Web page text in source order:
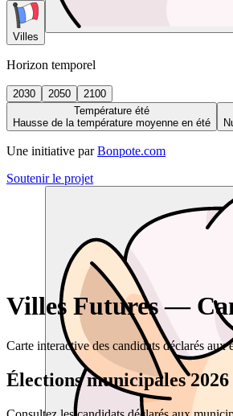
Villes
Horizon temporel
2030 2050
2100
Température été
Hausse de la température moyenne en été
Une initiative par Bonpote.com
Soutenir le projet
Villes Futures —
Carte interactive des candidats déclarés
Élections municipales 2026